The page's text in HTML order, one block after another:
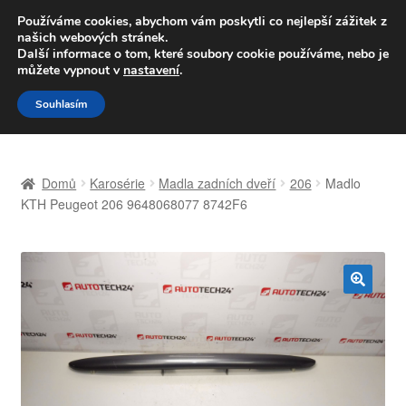
DOPRAVA od 139,-Kč
Volejte po-pá 9-16 704 494 494
Přeskočit
na
navigaci
Přejít
k
obsahu
Celosvětová doprava
Kontakt
Košík
Domů Karosérie Madla zadních dveří 206
Madlo
KTH Peugeot 206 9648068077 8742F6
🔍
Používáme cookies, abychom vám poskytli co nejlepší zážitek z
našich webových stránek.
Další informace o tom, které soubory cookie používáme, nebo je
můžete vypnout v nastavení.
Souhlasím